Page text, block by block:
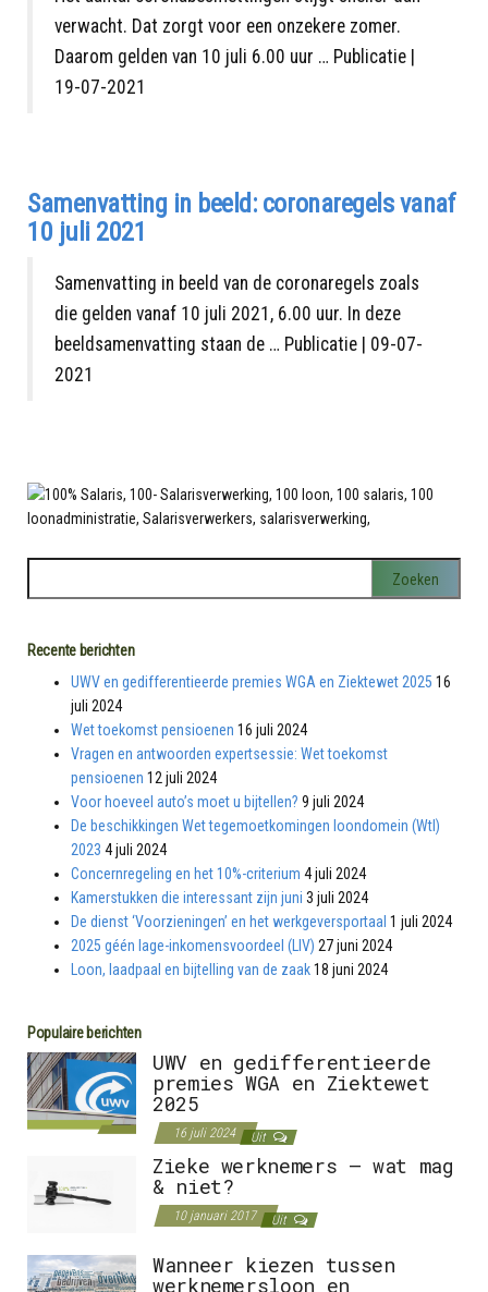
verwacht. Dat zorgt voor een onzekere zomer.
Daarom gelden van 10 juli 6.00 uur … Publicatie |
19-07-2021
Samenvatting in beeld: coronaregels vanaf
10 juli 2021
Samenvatting in beeld van de coronaregels zoals
die gelden vanaf 10 juli 2021, 6.00 uur. In deze
beeldsamenvatting staan de … Publicatie | 09-07-
2021
Recente berichten
UWV en gedifferentieerde premies WGA en Ziektewet 2025 16
juli 2024
Wet toekomst pensioenen 16 juli 2024
Vragen en antwoorden expertsessie: Wet toekomst
pensioenen 12 juli 2024
Voor hoeveel auto’s moet u bijtellen? 9 juli 2024
De beschikkingen Wet tegemoetkomingen loondomein (Wtl)
2023 4 juli 2024
Concernregeling en het 10%-criterium 4 juli 2024
Kamerstukken die interessant zijn juni 3 juli 2024
De dienst ‘Voorzieningen’ en het werkgeversportaal 1 juli 2024
2025 géén lage-inkomensvoordeel (LIV) 27 juni 2024
Loon, laadpaal en bijtelling van de zaak18 juni 2024
Populaire berichten
UWV en gedifferentieerde
premies WGA en Ziektewet
2025
16 juli 2024 Uit
Zieke werknemers – wat mag
& niet?
10 januari 2017 Uit
Wanneer kiezen tussen
werknemersloon en